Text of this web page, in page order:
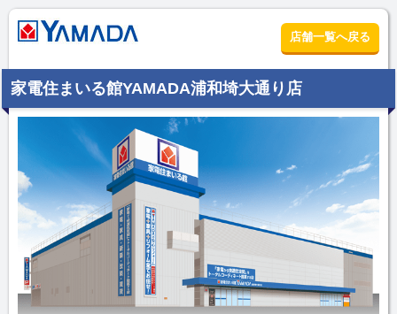
店舗一覧へ戻る
家電住まいる館YAMADA浦和埼大通り店